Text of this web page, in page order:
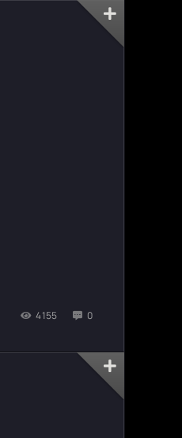
4155 0